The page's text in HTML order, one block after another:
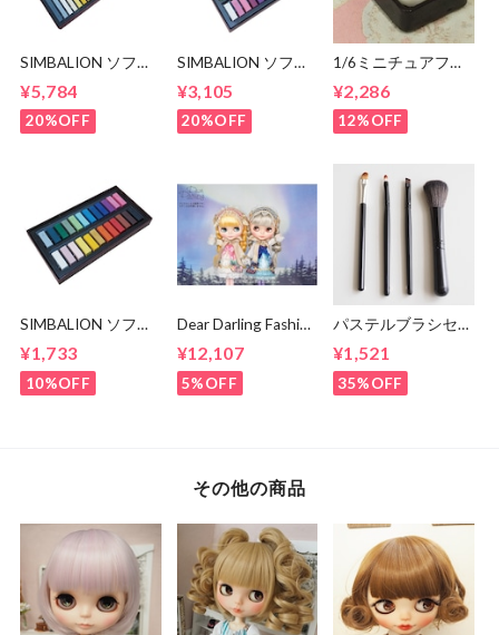
SIMBALION ソフト
色セット ブライス
ドールのカスタムに
♪
¥5,784
20%OFF
SIMBALION ソフト
色ハーフサイズ ブ
ライスドールのカス
タムに♪
¥3,105
20%OFF
1/6ミニチュアフー
サンプル ブライス
アゾン / 食玩
¥2,286
12%OFF
SIMBALION ソフト
色ハーフサイズ ブ
ライスドールのカス
タムに♪
¥1,733
10%OFF
Dear Darling Fashion
の AURORA
Soirée』 BABY,THE
STARS SHINE
¥12,107
5%OFF
パステルブラシセッ
ドールカスタムに
☆
¥1,521
35%OFF
その他の商品